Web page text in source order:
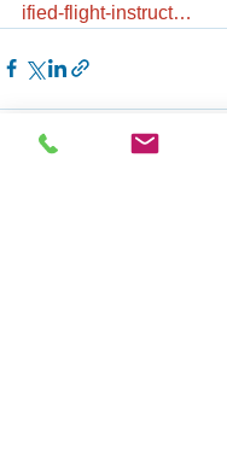
ified-flight-instruct…